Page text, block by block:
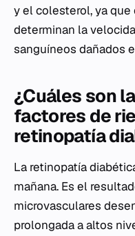
y el colesterol, ya
determinan la
sanguíneos dañados
¿Cuáles son
factores de
retinopatía
La retinopatía
mañana. Es el
microvasculares
prolongada a altos